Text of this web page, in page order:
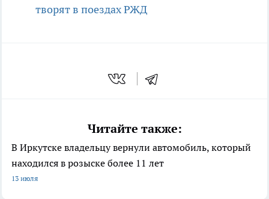
творят в поездах РЖД
Читайте также:
В Иркутске владельцу вернули автомобиль, который
находился в розыске более 11 лет
13 июля